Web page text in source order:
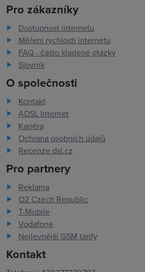
Pro zákazníky
Dostupnost internetu
Měření rychlosti internetu
FAQ - často kladené otázky
Slovník
O společnosti
Kontakt
ADSL Internet
Kariéra
Ochrana osobních údajů
Recenze dsl.cz
Pro partnery
Reklama
O2 Czech Republic
T-Mobile
Vodafone
Nejlevnější GSM tarify
Kontakt